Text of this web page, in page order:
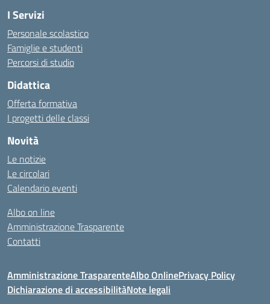
I Servizi
Personale scolastico
Famiglie e studenti
Percorsi di studio
Didattica
Offerta formativa
I progetti delle classi
Novità
Le notizie
Le circolari
Calendario eventi
Albo on line
Amministrazione Trasparente
Contatti
Amministrazione TrasparenteAlbo OnlinePrivacy Policy
Dichiarazione di accessibilitàNote legali